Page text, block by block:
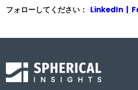
フォローしてください： LinkedIn